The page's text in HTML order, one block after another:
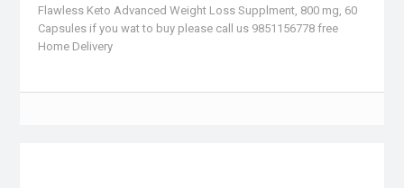
Flawless Keto Advanced Weight Loss Supplment, 800 mg, 60
Capsules if you wat to buy please call us 9851156778 free
Home Delivery